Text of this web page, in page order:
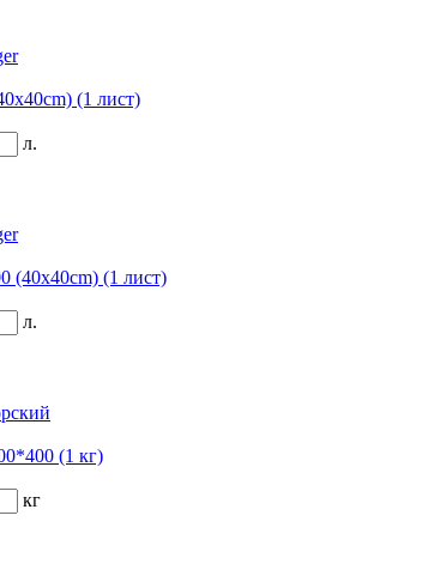
(1 лист)
л.
(40x40cm) (1 лист)
л.
(1 кг)
кг